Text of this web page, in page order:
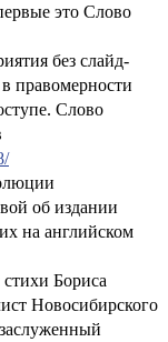
это Слово
без слайд-
правомерности
Слово
об издании
на английском
Бориса
Новосибирского